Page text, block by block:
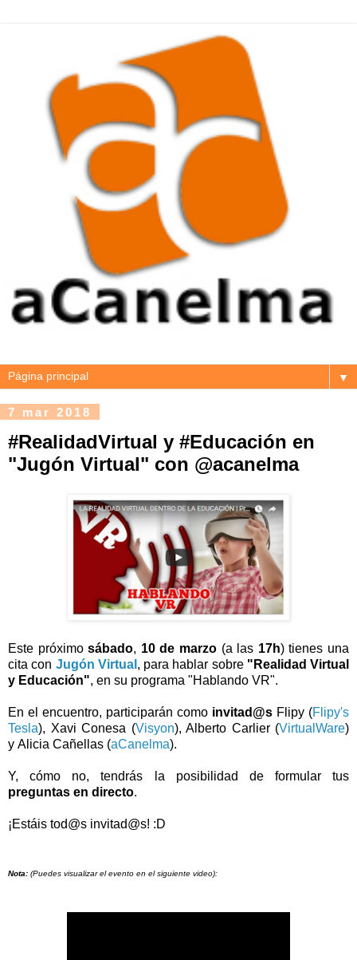
▼
7 mar 2018
#RealidadVirtual y #Educación en
"Jugón Virtual" con @acanelma
Este próximosábado, 10 de marzo (a las 17h) tienes una
cita con Jugón Virtual , para hablar sobre"Realidad Virtual
y Educación", en su programa "Hablando VR".
En el encuentro, participarán como invitad@s Flipy (Flipy's
Tesla), Xavi Conesa (Visyon), Alberto Carlier (VirtualWare)
y Alicia Cañellas (aCanelma).
Y, cómo no, tendrás la posibilidad de formular tus
preguntas en directo.
¡Estáis tod@s invitad@s! :D
Nota: (Puedes visualizar el evento en el siguiente video):